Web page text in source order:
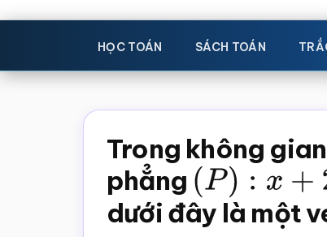
Sách
Toán
-
Học
toán
Học
toán,
toán,
Sách
khoa
Toán,
HỌC TOÁN SÁCH TOÁN
Trong không
phẳng (P): x+2 y–
dưới đây là một